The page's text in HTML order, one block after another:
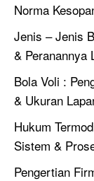
Norma
Jenis – Jenis
& Peranannya
Bola Voli :
& Ukuran
Hukum
Sistem &
Pengertian